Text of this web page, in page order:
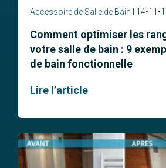
Accessoire de Salle de Bain
Comment optimiser les
votre salle de bain : 9
de bain fonctionnelle
Lire l’article